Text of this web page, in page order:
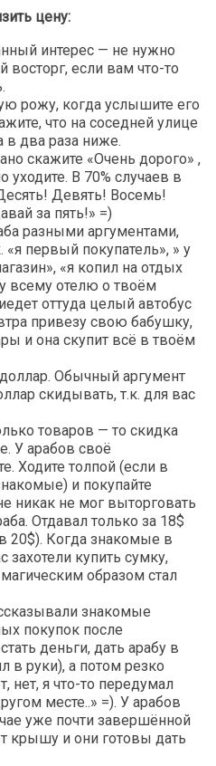
цену:
интерес — не нужно
восторг, если вам что-то
рожу, когда услышите его
что на соседней улице
в два раза ниже.
скажите «Очень дорого» ,
уходите. В 70% случаев в
Девять! Восемь!
за пять!» =)
разными аргументами,
«я первый покупатель», » у
«я копил на отдых
всему отелю о твоём
оттуда целый автобус
привезу свою бабушку,
и она скупит всё в твоём
Обычный аргумент
скидывать, т.к. для вас
товаров — то скидка
У арабов своё
Ходите толпой (если в
и покупайте
никак не мог выторговать
Отдавал только за 18$
20$). Когда знакомые в
захотели купить сумку,
образом стал
знакомые
покупок после
деньги, дать арабу в
в руки), а потом резко
нет, я что-то передумал
месте..» =). У арабов
уже почти завершённой
крышу и они готовы дать